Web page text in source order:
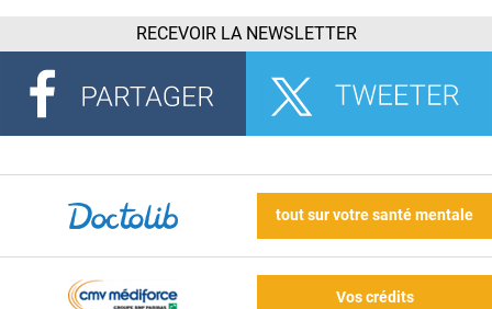
RECEVOIR LA NEWSLETTER
tout sur votre santé mentale
Vos crédits